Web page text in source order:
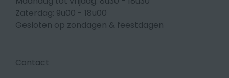
Zaterdag: 9u00 - 18u00
Gesloten op zondagen & feestdagen
Contact